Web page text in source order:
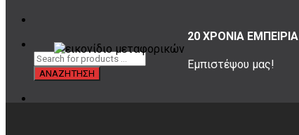
20 ΧΡΟΝΙΑ ΕΜΠΕΙΡΙΑ
Εμπιστέψου μας!